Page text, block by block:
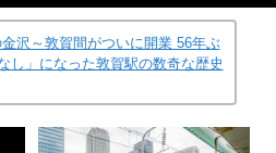
沢～敦賀間がついに開業 56年ぶ
し」になった敦賀駅の数奇な歴史